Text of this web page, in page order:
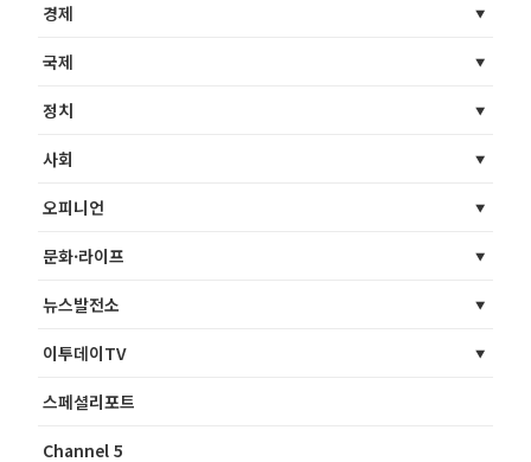
경제
국제
정치
사회
오피니언
문화·라이프
뉴스발전소
이투데이TV
스페셜리포트
Channel 5